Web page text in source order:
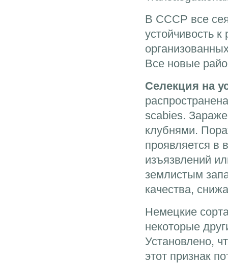
В СССР все
устойчивость
Все новые
Селекция на
scabies.
клубнями.
проявляется в
изъязвлений
землистым
качества,
Немецкие
некоторые
Установлено,
этот признак